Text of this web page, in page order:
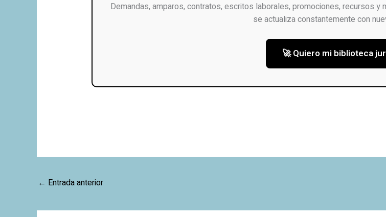
Demandas, amparos, contratos, escritos laborales, promociones, recursos y
se actualiza constantemente con
🚀 Quiero mi biblioteca
← Entrada anterior